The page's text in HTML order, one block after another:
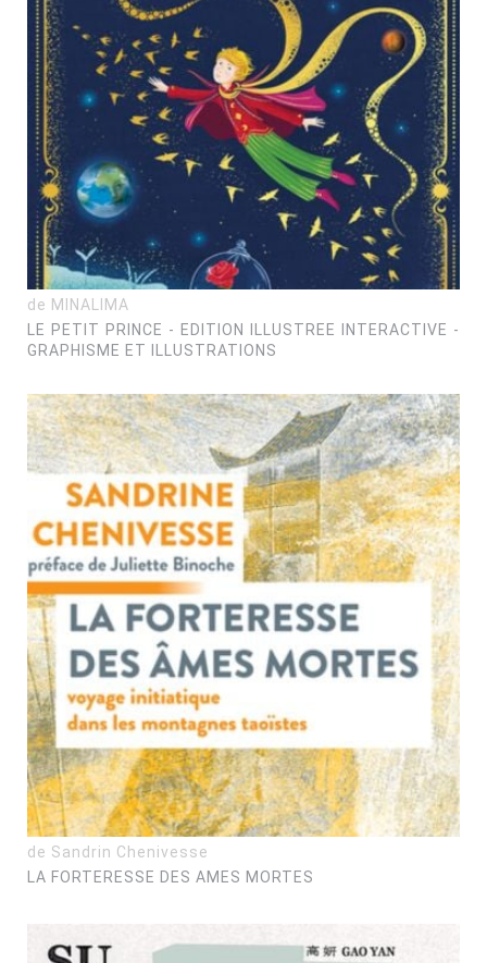
de MINALIMA
LE PETIT PRINCE - EDITION ILLUSTREE INTERACTIVE -
GRAPHISME ET ILLUSTRATIONS
de Sandrin Chenivesse
LA FORTERESSE DES AMES MORTES